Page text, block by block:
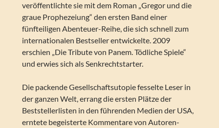
veröffentlichte sie mit dem Roman „Gregor und die
graue Prophezeiung“ den ersten Band einer
fünfteiligen Abenteuer-Reihe, die sich schnell zum
internationalen Bestseller entwickelte. 2009
erschien „Die Tribute von Panem. Tödliche Spiele“
und erwies sich als Senkrechtstarter.
Die packende Gesellschaftsutopie fesselte Leser in
der ganzen Welt, errang die ersten Plätze der
Beststellerlisten in den führenden Medien der USA,
erntete begeisterte Kommentare von Autoren-